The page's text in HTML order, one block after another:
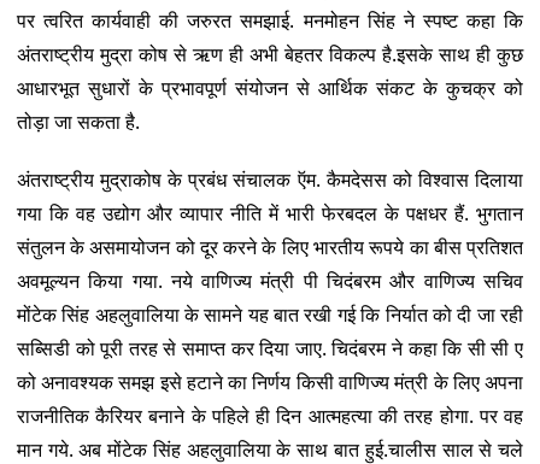
पर त्वरित कार्यवाही की जरुरत समझाई. मनमोहन सिंह ने स्पष्ट कहा कि
अंतराष्ट्रीय मुद्रा कोष से ऋण ही अभी बेहतर विकल्प है.इसके साथ ही कुछ
आधारभूत सुधारों के प्रभावपूर्ण संयोजन से आर्थिक संकट के कुचक्र को
तोड़ा जा सकता है.
अंतराष्ट्रीय मुद्राकोष के प्रबंध संचालक ऍम. कैमदेसस को विश्वास दिलाया
गया कि वह उद्योग और व्यापार नीति में भारी फेरबदल के पक्षधर हैं. भुगतान
संतुलन के असमायोजन को दूर करने के लिए भारतीय रूपये का बीस प्रतिशत
अवमूल्यन किया गया. नये वाणिज्य मंत्री पी चिदंबरम और वाणिज्य सचिव
मोंटेक सिंह अहलुवालिया के सामने यह बात रखी गई कि निर्यात को दी जा रही
सब्सिडी को पूरी तरह से समाप्त कर दिया जाए. चिदंबरम ने कहा कि सी सी ए
को अनावश्यक समझ इसे हटाने का निर्णय किसी वाणिज्य मंत्री के लिए अपना
राजनीतिक कैरियर बनाने के पहिले ही दिन आत्महत्या की तरह होगा. पर वह
मान गये. अब मोंटेक सिंह अहलुवालिया के साथ बात हुई.चालीस साल से चले